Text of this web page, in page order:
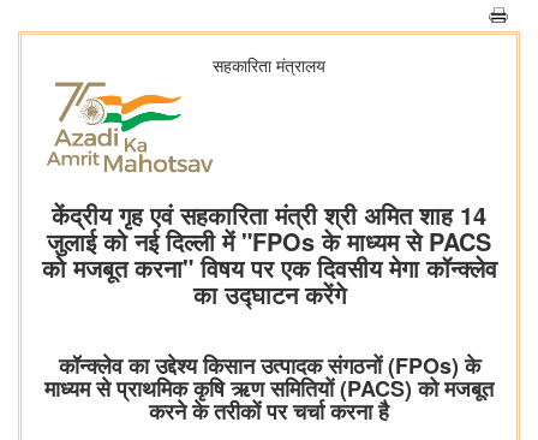
सहकारिता मंत्रालय
केंद्रीय गृह एवं सहकारिता मंत्री श्री अमित शाह 14
जुलाई को नई दिल्ली में "FPOs के माध्यम से PACS
को मजबूत करना" विषय पर एक दिवसीय मेगा कॉन्क्लेव
का उद्घाटन करेंगे
कॉन्क्लेव का उद्देश्य किसान उत्पादक संगठनों (FPOs) के
माध्यम से प्राथमिक कृषि ऋण समितियों (PACS) को मजबूत
करने के तरीकों पर चर्चा करना है